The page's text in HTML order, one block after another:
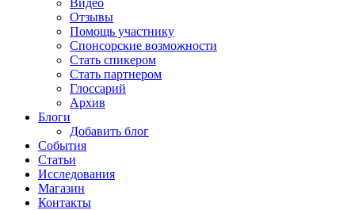
Видео
Отзывы
Помощь участнику
Спонсорские возможности
Стать спикером
Стать партнером
Глоссарий
Архив
Блоги
Добавить блог
События
Статьи
Исследования
Магазин
Контакты